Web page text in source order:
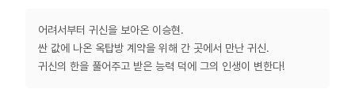
어려서부터 귀신을 보아온 이승현.
싼 값에 나온 옥탑방 계약을 위해 간 곳에서 만난 귀신.
귀신의 한을 풀어주고 받은 능력 덕에 그의 인생이 변한다!